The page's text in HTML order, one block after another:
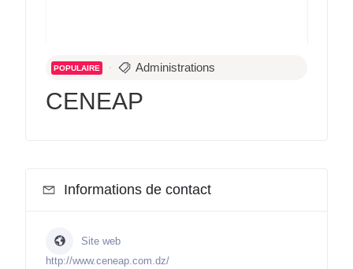
POPULAIRE Administrations
CENEAP
Informations de contact
Site web
http://www.ceneap.com.dz/